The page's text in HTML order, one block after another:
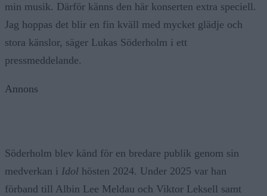
min musik. Därför känns den här konserten extra speciell.
Jag hoppas det blir en fin kväll med mycket glädje och
stora känslor, säger Lukas Söderholm i ett
pressmeddelande.
Annons
Söderholm blev känd för en bredare publik genom sin
medverkan i Idol hösten 2024. Under 2025 var han
förband till Albin Lee Meldau och Viktor Leksell samt